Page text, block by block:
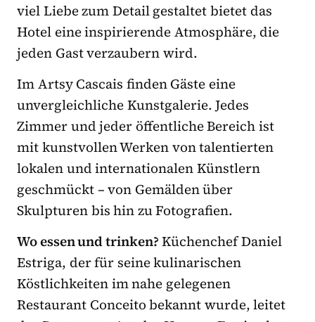
viel Liebe zum Detail gestaltet bietet das
Hotel eine inspirierende Atmosphäre, die
jeden Gast verzaubern wird.
Im Artsy Cascais finden Gäste eine
unvergleichliche Kunstgalerie. Jedes
Zimmer und jeder öffentliche Bereich ist
mit kunstvollen Werken von talentierten
lokalen und internationalen Künstlern
geschmückt – von Gemälden über
Skulpturen bis hin zu Fotografien.
Wo essen und trinken?Küchenchef Daniel
Estriga, der für seine kulinarischen
Köstlichkeiten im nahe gelegenen
Restaurant Conceito bekannt wurde, leitet